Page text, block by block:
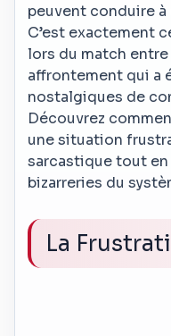
peuvent conduire
C’est exactement
lors du match entre
affrontement qui a
nostalgiques de
Découvrez
une situation
sarcastique tout
bizarreries du
La